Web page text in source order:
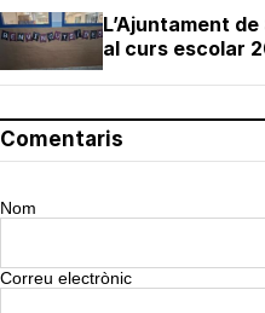
L’Ajuntament
al curs escolar
Comentaris
Nom
Correu electrònic